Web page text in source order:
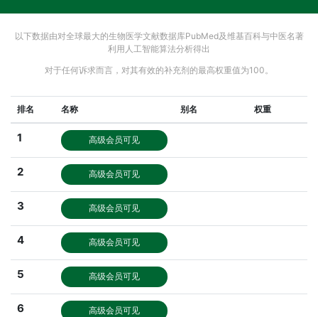
以下数据由对全球最大的生物医学文献数据库PubMed及维基百科与中医名著
利用人工智能算法分析得出
对于任何诉求而言，对其有效的补充剂的最高权重值为100。
排名 名称 别名 权重
1 高级会员可见
2 高级会员可见
3 高级会员可见
4 高级会员可见
5 高级会员可见
6 高级会员可见